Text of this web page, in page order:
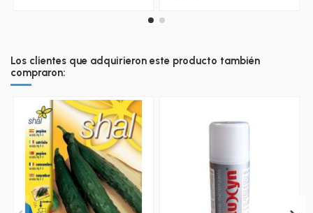
Los clientes que adquirieron este producto también
compraron: